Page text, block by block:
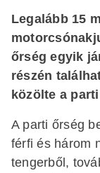
Legalább 15
őrség egyik
részén
közölte a
A parti őrség
férfi és három
tengerből,